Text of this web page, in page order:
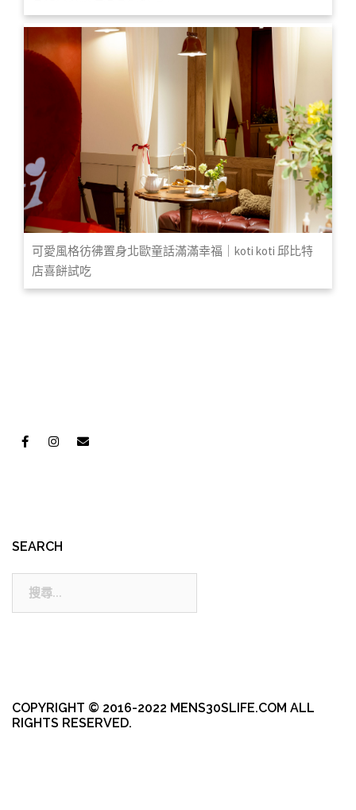
可愛風格彷彿置身北歐童話滿滿幸福｜koti koti 邱比特
店喜餅試吃
SEARCH
COPYRIGHT © 2016-2022 MENS30SLIFE.COM ALL
RIGHTS RESERVED.